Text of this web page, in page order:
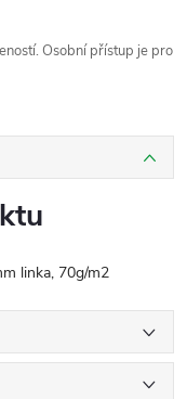
Osobní přístup je pro
linka, 70g/m2